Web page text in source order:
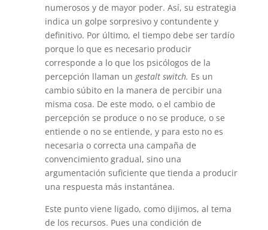
numerosos y de mayor poder. Así, su estrategia
indica un golpe sorpresivo y contundente y
definitivo. Por último, el tiempo debe ser tardío
porque lo que es necesario producir
corresponde a lo que los psicólogos de la
percepción llaman un gestalt switch. Es un
cambio súbito en la manera de percibir una
misma cosa. De este modo, o el cambio de
percepción se produce o no se produce, o se
entiende o no se entiende, y para esto no es
necesaria o correcta una campaña de
convencimiento gradual, sino una
argumentación suficiente que tienda a producir
una respuesta más instantánea.
Este punto viene ligado, como dijimos, al tema
de los recursos. Pues una condición de